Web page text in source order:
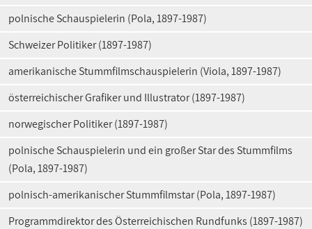
polnische Schauspielerin (Pola, 1897-1987)
Schweizer Politiker (1897-1987)
amerikanische Stummfilmschauspielerin (Viola, 1897-1987)
österreichischer Grafiker und Illustrator (1897-1987)
norwegischer Politiker (1897-1987)
polnische Schauspielerin und ein großer Star des Stummfilms
(Pola, 1897-1987)
polnisch-amerikanischer Stummfilmstar (Pola, 1897-1987)
Programmdirektor des Österreichischen Rundfunks (1897-1987)